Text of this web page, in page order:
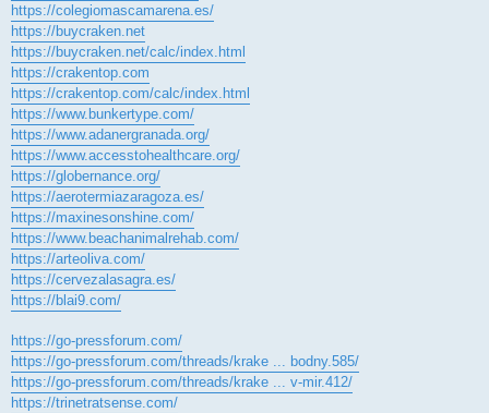
https://colegiomascamarena.es/
https://buycraken.net
https://buycraken.net/calc/index.html
https://crakentop.com
https://crakentop.com/calc/index.html
https://www.bunkertype.com/
https://www.adanergranada.org/
https://www.accesstohealthcare.org/
https://globernance.org/
https://aerotermiazaragoza.es/
https://maxinesonshine.com/
https://www.beachanimalrehab.com/
https://arteoliva.com/
https://cervezalasagra.es/
https://blai9.com/
https://go-pressforum.com/
https://go-pressforum.com/threads/krake ... bodny.585/
https://go-pressforum.com/threads/krake ... v-mir.412/
https://trinetratsense.com/